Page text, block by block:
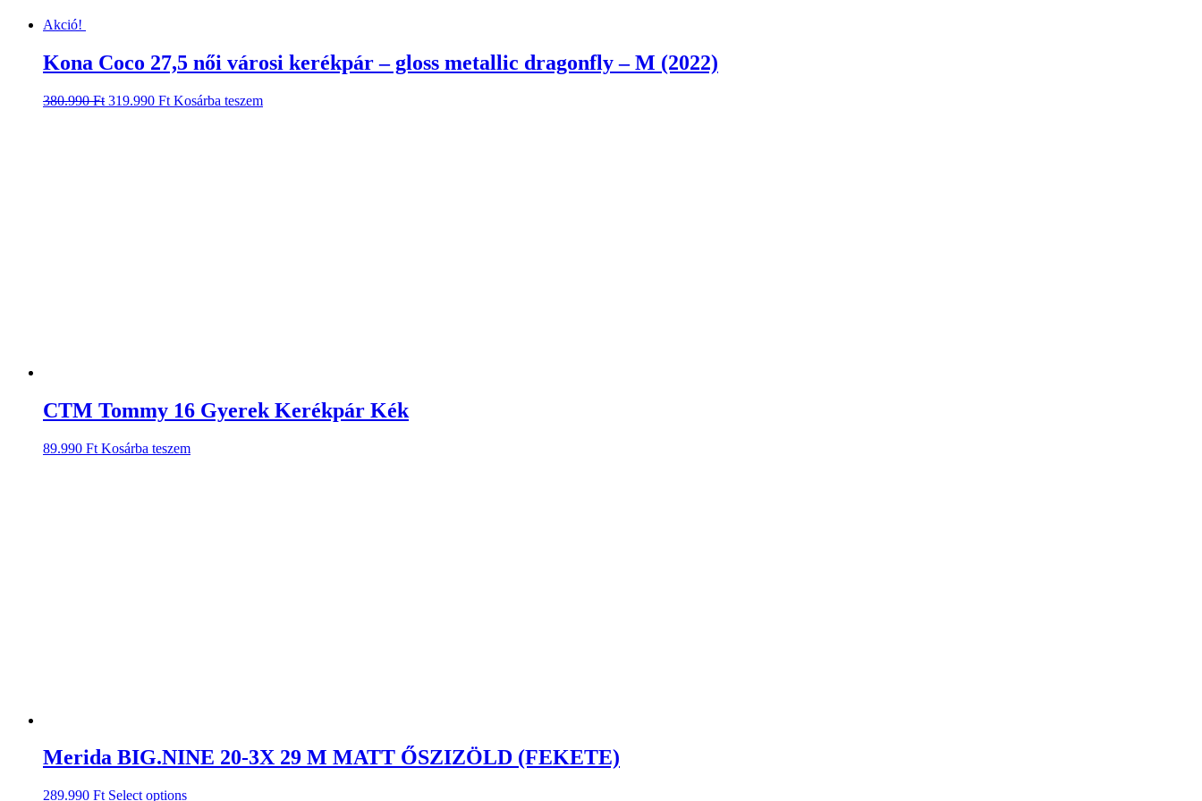
Akció!
Kona Coco 27,5 női városi kerékpár – gloss metallic dragonfly – M (2022)
380.990Ft Original
319.990 FtCurrent
Kosárba teszem
CTM Tommy 16 Gyerek Kerékpár Kék
89.990 Ft Kosárba teszem
Merida BIG.NINE 20-3X 29 M MATT ŐSZIZÖLD (FEKETE)
289.990 Ft Select options